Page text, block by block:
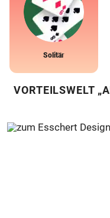
Solitär
VORTEILSWELT